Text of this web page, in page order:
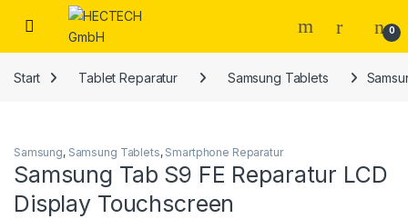
Open 0
Start Tablet Reparatur Samsung Tablets
Samsung, Samsung Tablets, Smartphone Reparatur
Samsung Tab S9 FE Reparatur LCD
Display Touchscreen